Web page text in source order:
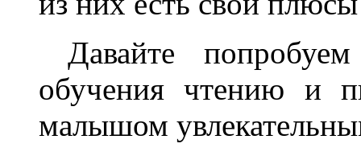
Давайте
обучения чтению и
малышом